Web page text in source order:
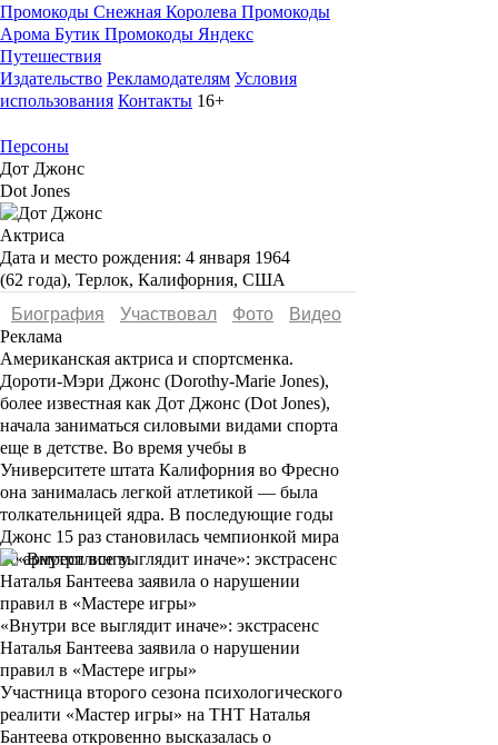
Промокоды Снежная Королева Промокоды
Арома Бутик Промокоды Яндекс
Путешествия
Издательство Рекламодателям Условия
использования Контакты 16+
Персоны
Дот Джонс
Dot Jones
Актриса
Дата и место рождения: 4 января 1964
(62 года), Терлок, Калифорния, США
Биография
Участвовал Фото
Видеo
Реклама
Американская актриса и спортсменка.
Дороти-Мэри Джонс (Dorothy-Marie Jones),
более известная как Дот Джонс (Dot Jones),
начала заниматься силовыми видами спорта
еще в детстве. Во время учебы в
Университете штата Калифорния во Фресно
она занималась легкой атлетикой — была
толкательницей ядра. В последующие годы
Джонс 15 раз становилась чемпионкой мира
по армрестлингу.
«Внутри все выглядит иначе»: экстрасенс
Наталья Бантеева заявила о нарушении
правил в «Мастере игры»
Участница второго сезона психологического
реалити «Мастер игры» на ТНТ Наталья
Бантеева откровенно высказалась о